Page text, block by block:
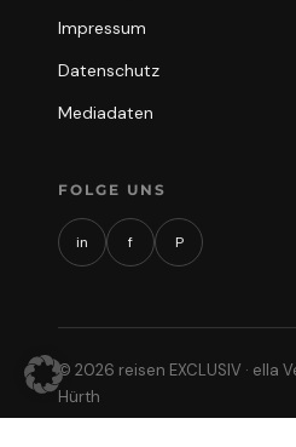
Impressum
Datenschutz
Mediadaten
FOLGE UNS
in f P
© 2026 reisen EXCLUSIV · ella
Hürth